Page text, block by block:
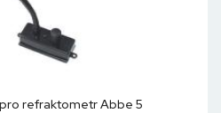
refraktometr Abbe 5